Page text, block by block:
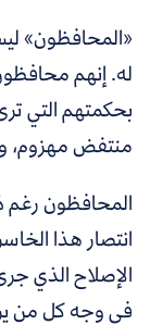
«المحافظون»
له. إنهم
بحكمتهم التي
منتفض مهزوم،
المحافظون رغم
انتصار هذا
الإصلاح الذي
في وجه كل من